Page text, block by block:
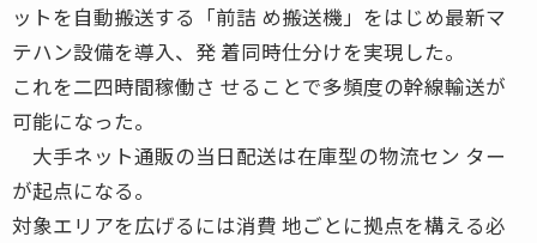
ットを自動搬送する「前詰 め搬送機」をはじめ最新マ
テハン設備を導入、発 着同時仕分けを実現した。
これを二四時間稼働さ せることで多頻度の幹線輸送が
可能になった。
大手ネット通販の当日配送は在庫型の物流セン ター
が起点になる。
対象エリアを広げるには消費 地ごとに拠点を構える必